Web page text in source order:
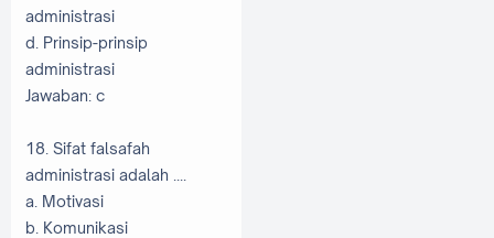
administrasi
d. Prinsip-prinsip
administrasi
Jawaban: c
18. Sifat falsafah
administrasi adalah ....
a. Motivasi
b. Komunikasi